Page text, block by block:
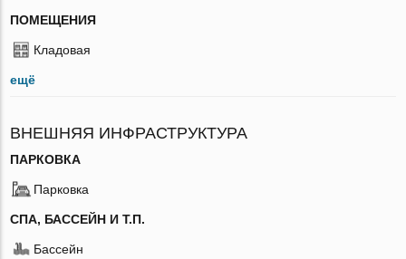
ПОМЕЩЕНИЯ
Кладовая
ещё
ВНЕШНЯЯ ИНФРАСТРУКТУРА
ПАРКОВКА
Парковка
СПА, БАССЕЙН И Т.П.
Бассейн